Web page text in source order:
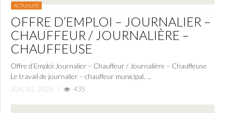
ACTUALITÉ
OFFRE D’EMPLOI – JOURNALIER –
CHAUFFEUR / JOURNALIÈRE –
CHAUFFEUSE
Offre d’Emploi Journalier – Chauffeur / Journalière – Chauffeuse
Le travail de journalier – chauffeur municipal, ...
JUIL 02, 2026 | 435